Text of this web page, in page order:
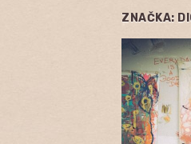
ZNAČKA: